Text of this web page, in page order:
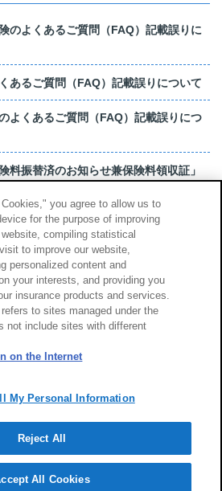
のよくあるご質問（FAQ）記載誤りに
あるご質問（FAQ）記載誤りについて
よくあるご質問（FAQ）記載誤りにつ
料振替済のお知らせ兼保険料領収証」
あるご質問（FAQ）記載誤りについて
もっと見る
用について
勧誘方針
& Nichido Fire Insurance Co., Ltd.
you agree to allow us to
for the purpose of improving
compiling statistical
to improve our website,
personalized content and
your interests, and providing you
insurance products and services.
to sites managed under the
not include sites with different
on the Internet
My Personal Information
Reject All
All Cookies